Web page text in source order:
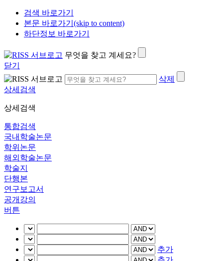
검색 바로가기
본문 바로가기(skip to content)
하단정보 바로가기
무엇을 찾고 계세요?
닫기
삭제
상세검색
상세검색
통합검색
국내학술논문
학위논문
해외학술논문
학술지
단행본
연구보고서
공개강의
버튼
추가